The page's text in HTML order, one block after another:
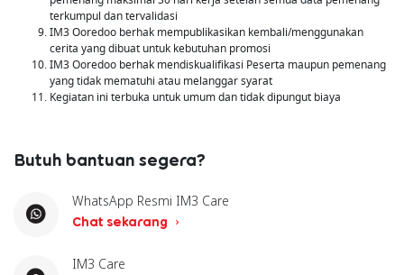
terkumpul dan tervalidasi
IM3 Ooredoo berhak mempublikasikan kembali/menggunakan
cerita yang dibuat untuk kebutuhan promosi
IM3 Ooredoo berhak mendiskualifikasi Peserta maupun pemenang
yang tidak mematuhi atau melanggar syarat
Kegiatan ini terbuka untuk umum dan tidak dipungut biaya
Butuh bantuan segera?
WhatsApp Resmi IM3 Care
Chat sekarang
IM3 Care